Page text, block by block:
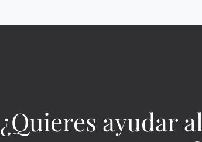
¿Quieres ayudar al